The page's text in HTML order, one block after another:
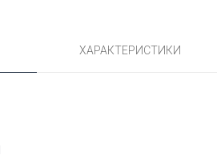
ХАРАКТЕРИСТИКИ